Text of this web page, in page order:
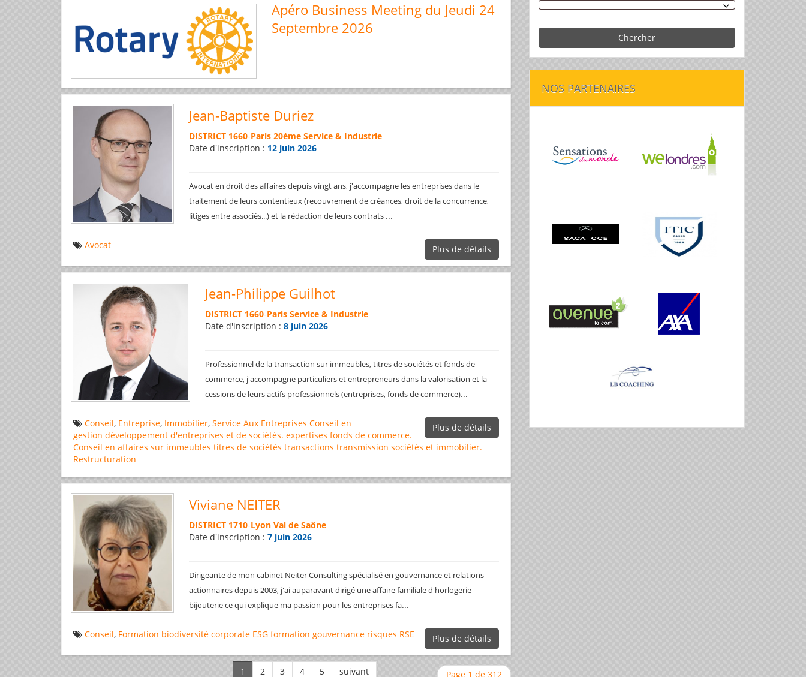
Apéro Business Meeting du Jeudi 24
Septembre 2026
Jean-Baptiste Duriez
DISTRICT 1660-Paris 20ème Service & Industrie
Date d'inscription : 12 juin 2026
Avocat en droit des affaires depuis vingt ans, j'accompagne les entreprises dans le
traitement de leurs contentieux (recouvrement de créances, droit de la concurrence,
litiges entre associés...) et la rédaction de leurs contrats ...
Plus de détails
Avocat
Jean-Philippe Guilhot
DISTRICT 1660-Paris Service & Industrie
Date d'inscription : 8 juin 2026
Professionnel de la transaction sur immeubles, titres de sociétés et fonds de
commerce, j'accompagne particuliers et entrepreneurs dans la valorisation et la
cessions de leurs actifs professionnels (entreprises, fonds de commerce)...
Plus de détails
Conseil, Entreprise, Immobilier, Service Aux Entreprises Conseil en
gestion développement d'entreprises et de sociétés. expertises fonds de commerce.
Conseil en affaires sur immeubles titres de sociétés transactions transmission sociétés et immobilier.
Restructuration
Viviane NEITER
DISTRICT 1710-Lyon Val de Saône
Date d'inscription :7 juin 2026
Dirigeante de mon cabinet Neiter Consulting spécialisé en gouvernance et relations
actionnaires depuis 2003, j'ai auparavant dirigé une affaire familiale d'horlogerie-
bijouterie ce qui explique ma passion pour les entreprises fa...
Plus de détails
Conseil, Formation biodiversité corporate ESG formation gouvernance risques RSE
Page 1 de 312
Chercher
NOS PARTENAIRES